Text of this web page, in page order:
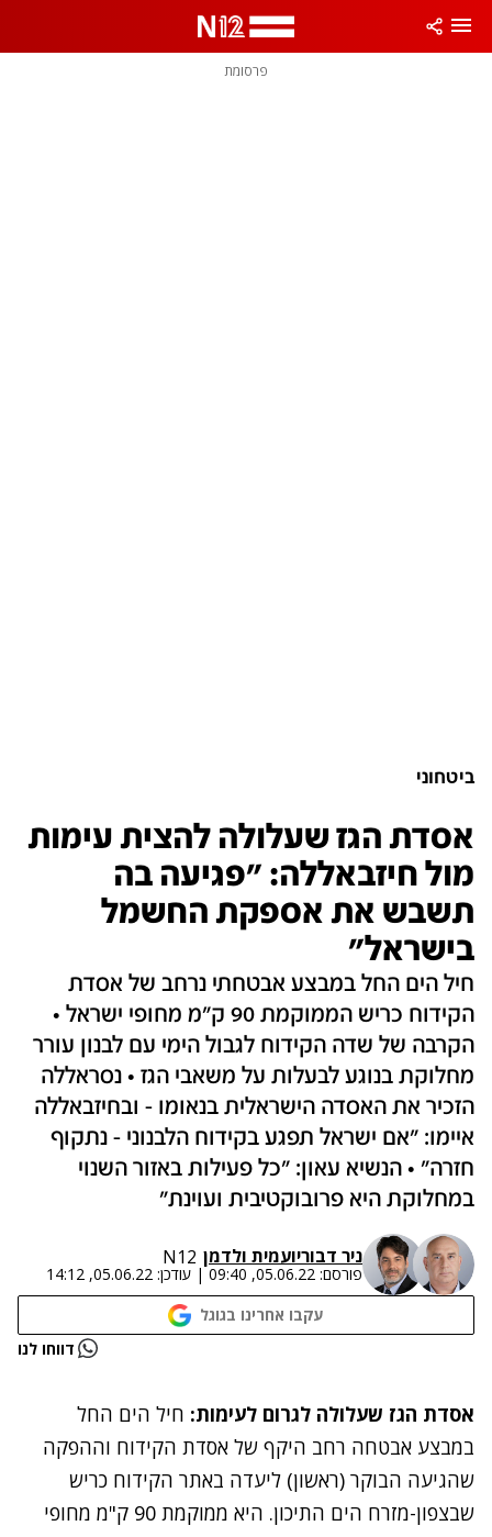
פרסומת
ביטחוני
אסדת הגז שעלולה להצית עימות
מול חיזבאללה: "פגיעה בה
תשבש את אספקת החשמל
בישראל"
חיל הים החל במבצע אבטחתי נרחב של אסדת
הקידוח כריש הממוקמת 90 ק"מ מחופי ישראל •
הקרבה של שדה הקידוח לגבול הימי עם לבנון עורר
מחלוקת בנוגע לבעלות על משאבי הגז • נסראללה
הזכיר את האסדה הישראלית בנאומו - ובחיזבאללה
איימו: "אם ישראל תפגע בקידוח הלבנוני - נתקוף
חזרה" • הנשיא עאון: "כל פעילות באזור השנוי
במחלוקת היא פרובוקטיבית ועוינת"
ניר דבוריועמית ולדמן N12
פורסם: 05.06.22, 09:40
| עודכן: 05.06.22, 14:12
עקבו אחרינו בגוגל
נתקלנו בבעיה דווחו לנו
אסדת הגז שעלולה לגרום לעימות: חיל הים החל
במבצע אבטחה רחב היקף של אסדת הקידוח וההפקה
שהגיעה הבוקר (ראשון) ליעדה באתר הקידוח כריש
שבצפון-מזרח הים התיכון. היא ממוקמת 90 ק"מ מחופי